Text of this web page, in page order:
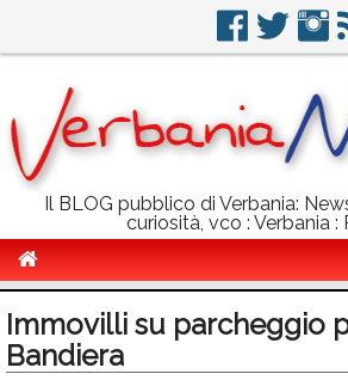
Il BLOG pubblico di Verbania:
curiosità, vco : Verbania :
Politica
Immovilli su parcheggio
Bandiera